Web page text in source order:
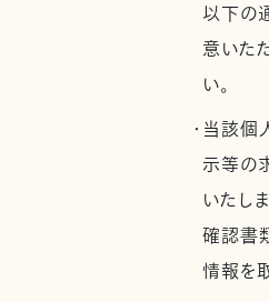
以下の
意いた
い。
・当該
示等の
いたし
確認書
情報を